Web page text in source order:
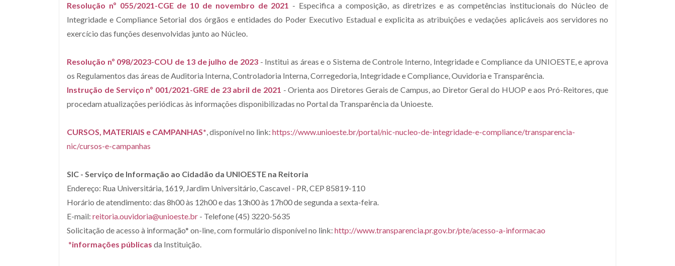
Resolução nº 055/2021-CGE de 10 de novembro de 2021 - Especifica a composição, as diretrizes e as competências institucionais do Núcleo de
Integridade e Compliance Setorial dos órgãos e entidades do Poder Executivo Estadual e explicita as atribuições e vedações aplicáveis aos servidores no
exercício das funções desenvolvidas junto ao Núcleo.
Resolução nº 098/2023-COU de 13 de julho de 2023 - Institui as áreas e o Sistema de Controle Interno, Integridade e Compliance da UNIOESTE, e aprova
os Regulamentos das áreas de Auditoria Interna, Controladoria Interna, Corregedoria, Integridade e Compliance, Ouvidoria e Transparência.
Instrução de Serviço nº 001/2021-GRE de 23 abril de 2021 - Orienta aos Diretores Gerais de Campus, ao Diretor Geral do HUOP e aos Pró-Reitores, que
procedam atualizações periódicas às informações disponibilizadas no Portal da Transparência da Unioeste.
CURSOS, MATERIAIS e CAMPANHAS*, disponível no link: https://www.unioeste.br/portal/nic-nucleo-de-integridade-e-compliance/transparencia-
nic/cursos-e-campanhas
SIC - Serviço de Informação ao Cidadão da UNIOESTE na Reitoria
Endereço: Rua Universitária, 1619, Jardim Universitário, Cascavel - PR, CEP 85819-110
Horário de atendimento: das 8h00 às 12h00 e das 13h00 às 17h00 de segunda a sexta-feira.
E-mail: reitoria.ouvidoria@unioeste.br - Telefone (45) 3220-5635
Solicitação de acesso à informação* on-line, com formulário disponível no link: http://www.transparencia.pr.gov.br/pte/acesso-a-informacao
*informações públicas da Instituição.